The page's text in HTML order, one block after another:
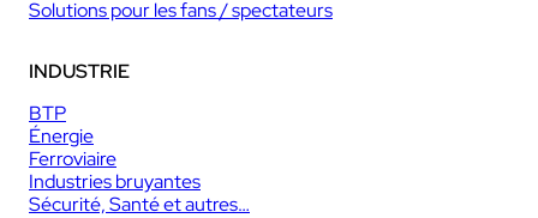
Solutions pour les fans / spectateurs
INDUSTRIE
BTP
Énergie
Ferroviaire
Industries bruyantes
Sécurité, Santé et autres…